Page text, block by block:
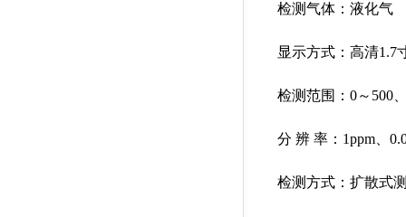
检测气体：液化气
显示方式：高清1.7寸
检测范围：0～500、
分 辨 率：1ppm、
检测方式：扩散式测